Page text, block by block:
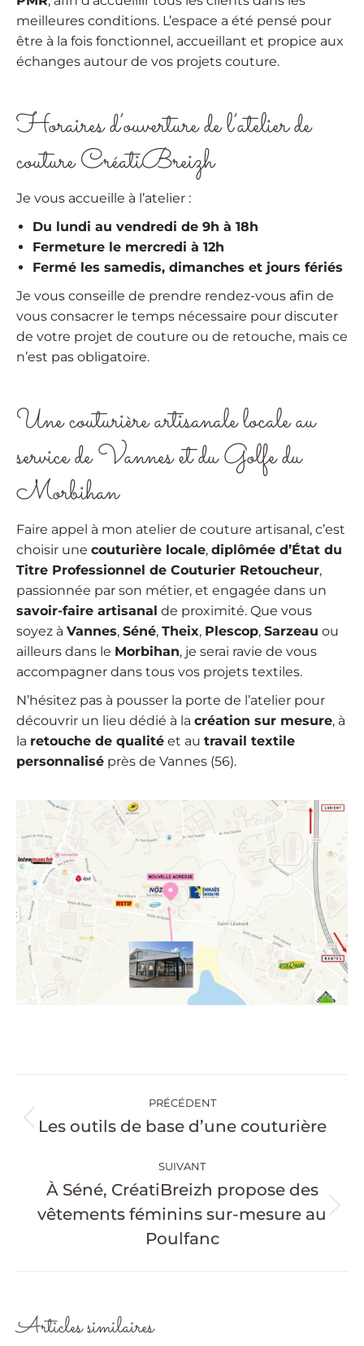
meilleures conditions. L’espace a été pensé pour
être à la fois fonctionnel, accueillant et propice aux
échanges autour de vos projets couture.
Horaires d’ouverture de l’atelier de
couture CréatiBreizh
Je vous accueille à l’atelier :
Du lundi au vendredi de 9h à 18h
Fermeture le mercredi à 12h
Fermé les samedis, dimanches et jours fériés
Je vous conseille de prendre rendez-vous afin de
vous consacrer le temps nécessaire pour discuter
de votre projet de couture ou de retouche, mais ce
n’est pas obligatoire.
Une couturière artisanale locale au
service de Vannes et du Golfe du
Morbihan
Faire appel à mon atelier de couture artisanal, c’est
choisir une couturière locale, diplômée d’État du
Titre Professionnel de Couturier Retoucheur,
passionnée par son métier, et engagée dans un
savoir-faire artisanal de proximité. Que vous
soyez à Vannes, Séné, Theix, Plescop, Sarzeau ou
ailleurs dans le Morbihan, je serai ravie de vous
accompagner dans tous vos projets textiles.
N’hésitez pas à pousser la porte de l’atelier pour
découvrir un lieu dédié à la création sur mesure, à
la retouche de qualité et au travail textile
personnalisé près de Vannes (56).
article
PRÉCÉDENT
Article
:
Les outils de base d’une couturière
SUIVANT
Article
suivant
À Séné, CréatiBreizh propose des
vêtements féminins sur-mesure au
Poulfanc
Articles similaires